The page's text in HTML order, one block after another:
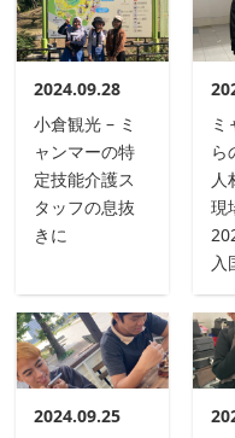
2024.09.28
小倉観光 – ミ
ャンマーの特
定技能介護ス
タッフの息抜
きに
ミ
ら
人
現
入
2024.09.25